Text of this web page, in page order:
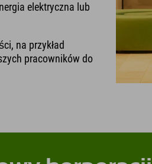
elektryczna lub
na przykład
pracowników do